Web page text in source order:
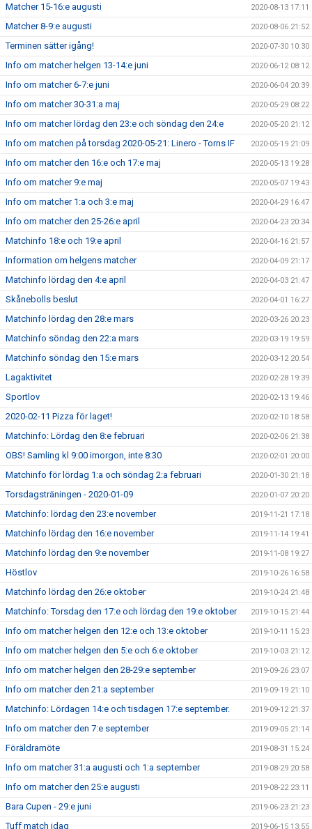
Matcher 15-16:e augusti 2020-08-13 17:11
Matcher 8-9:e augusti 2020-08-06 21:52
Terminen sätter igång! 2020-07-30 10:30
Info om matcher helgen 13-14:e juni 2020-06-12 08:12
Info om matcher 6-7:e juni 2020-06-04 20:39
Info om matcher 30-31:a maj 2020-05-29 08:22
Info om matcher lördag den 23:e och söndag den 24:e 2020-05-20 21:12
Info om matchen på torsdag 2020-05-21: Linero - Torns IF 2020-05-19 21:09
Info om matcher den 16:e och 17:e maj 2020-05-13 19:28
Info om matcher 9:e maj 2020-05-07 19:43
Info om matcher 1:a och 3:e maj 2020-04-29 16:47
Info om matcher den 25-26:e april 2020-04-23 20:34
Matchinfo 18:e och 19:e april 2020-04-16 21:57
Information om helgens matcher 2020-04-09 21:17
Matchinfo lördag den 4:e april 2020-04-03 21:47
Skånebolls beslut 2020-04-01 16:27
Matchinfo lördag den 28:e mars 2020-03-26 20:23
Matchinfo söndag den 22:a mars 2020-03-19 19:59
Matchinfo söndag den 15:e mars 2020-03-12 20:54
Lagaktivitet 2020-02-28 19:39
Sportlov 2020-02-13 19:46
2020-02-11 Pizza för laget! 2020-02-10 18:58
Matchinfo: Lördag den 8:e februari 2020-02-06 21:38
OBS! Samling kl 9:00 imorgon, inte 8:30 2020-02-01 20:00
Matchinfo för lördag 1:a och söndag 2:a februari 2020-01-30 21:18
Torsdagsträningen - 2020-01-09 2020-01-07 20:20
Matchinfo: lördag den 23:e november 2019-11-21 17:18
Matchinfo lördag den 16:e november 2019-11-14 19:41
Matchinfo lördag den 9:e november 2019-11-08 19:27
Höstlov 2019-10-26 16:58
Matchinfo lördag den 26:e oktober 2019-10-24 21:48
Matchinfo: Torsdag den 17:e och lördag den 19:e oktober 2019-10-15 21:44
Info om matcher helgen den 12:e och 13:e oktober 2019-10-11 15:23
Info om matcher helgen den 5:e och 6:e oktober 2019-10-03 21:12
Info om matcher helgen den 28-29:e september 2019-09-26 23:07
Info om matcher den 21:a september 2019-09-19 21:10
Matchinfo: Lördagen 14:e och tisdagen 17:e september. 2019-09-12 21:37
Info om matcher den 7:e september 2019-09-05 21:14
Föräldramöte 2019-08-31 15:24
Info om matcher 31:a augusti och 1:a september 2019-08-29 20:58
Info om matcher den 25:e augusti 2019-08-22 23:11
Bara Cupen - 29:e juni 2019-06-23 21:23
Tuff match idag 2019-06-15 13:55